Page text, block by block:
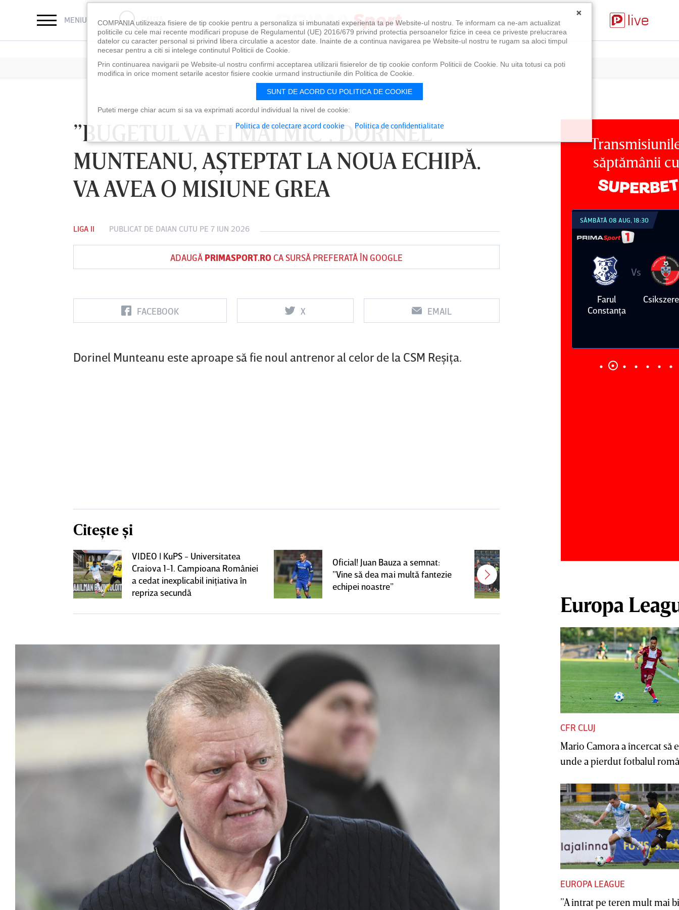
MENIU CAUTĂ
”BUGETUL VA FI MAI MIC”. DORINEL
MUNTEANU, AŞTEPTAT LA NOUA ECHIPĂ.
VA AVEA O MISIUNE GREA
LIGA II PUBLICAT DE DAIAN CUTU PE 7 IUN 2026
ADAUGĂ PRIMASPORT.ROCA SURSĂ PREFERATĂ ÎN GOOGLE
FACEBOOK X EMAIL
Dorinel Munteanu este aproape să fie noul antrenor al celor de la CSM Reşiţa.
Citește și
VIDEO | KuPS - Universitatea
Craiova 1-1. Campioana României
a cedat inexplicabil iniţiativa în
repriza secundă
Oficial! Juan Bauza a semnat:
”Vine să dea mai multă fantezie
echipei noastre”
săptămânii cu
FC Botoşani
Vs
Corvinul
Hunedoara
Sepsi OSK Sf
Vs
FCSB UTA Arad
Vs
Rapid
Farul
Vs
SÂMBĂTĂ 08 AUG, 21:30
Dinamo
Vs
FC
Europa
CFR CLUJ
Mario Camora a încercat să
unde a pierdut fotbalul
EUROPA LEAGUE
”A intrat pe teren mult mai
×
COMPANIA utilizeaza fisiere de tip cookie pentru a personaliza si imbunatati experienta ta pe Website-ul nostru. Te informam ca ne-am actualizat
politicile cu cele mai recente modificari propuse de Regulamentul (UE) 2016/679 privind protectia persoanelor fizice in ceea ce priveste prelucrarea
datelor cu caracter personal si privind libera circulatie a acestor date. Inainte de a continua navigarea pe Website-ul nostru te rugam sa aloci timpul
necesar pentru a citi si intelege continutul Politicii de Cookie.
Prin continuarea navigarii pe Website-ul nostru confirmi acceptarea utilizarii fisierelor de tip cookie conform Politicii de Cookie. Nu uita totusi ca poti
modifica in orice moment setarile acestor fisiere cookie urmand instructiunile din Politica de Cookie.
SUNT DE ACORD CU POLITICA DE COOKIE
Puteti merge chiar acum si sa va exprimati acordul individual la nivel de cookie:
Politica de colectare acord cookie Politica de confidentialitate